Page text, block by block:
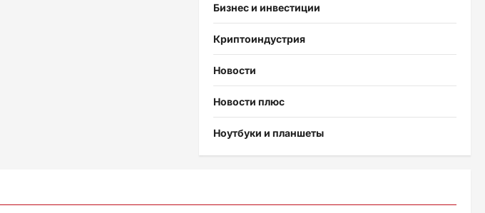
Бизнес и инвестиции
Криптоиндустрия
Новости
Новости плюс
Ноутбуки и планшеты